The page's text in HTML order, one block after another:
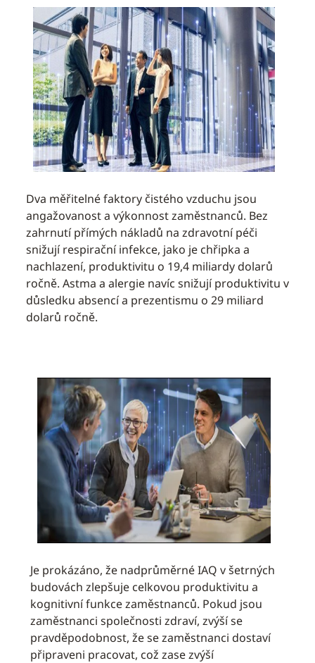
Dva měřitelné faktory čistého vzduchu jsou
angažovanost a výkonnost zaměstnanců. Bez
zahrnutí přímých nákladů na zdravotní péči
snižují respirační infekce, jako je chřipka a
nachlazení, produktivitu o 19,4 miliardy dolarů
ročně. Astma a alergie navíc snižují produktivitu v
důsledku absencí a prezentismu o 29 miliard
dolarů ročně.
Je prokázáno, že nadprůměrné IAQ v šetrných
budovách zlepšuje celkovou produktivitu a
kognitivní funkce zaměstnanců. Pokud jsou
zaměstnanci společnosti zdraví, zvýší se
pravděpodobnost, že se zaměstnanci dostaví
připraveni pracovat, což zase zvýší